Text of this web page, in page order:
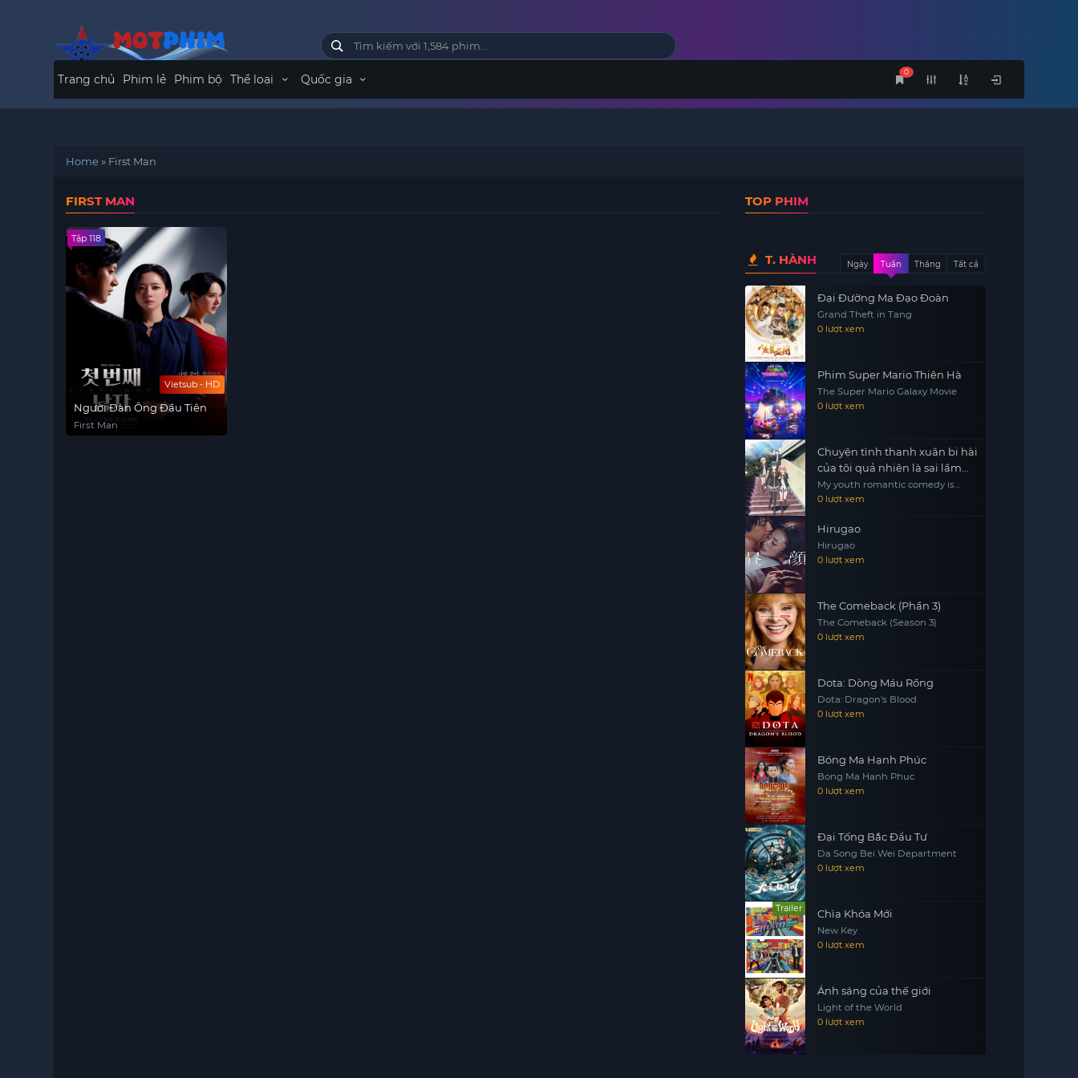
0
Trang chủ Phim lẻ Phim bộ Thể loại Quốc gia
Home» First Man
FIRST MAN
Vietsub - HD
Tập 118
Người Đàn Ông Đầu Tiên
First Man
TOP PHIM
T. HÀNH Ngày Tuần Tháng Tất cả
Đại Đường Ma Đạo Đoàn
Grand Theft in Tang
0 lượt xem
Phim Super Mario Thiên Hà
The Super Mario Galaxy Movie
0 lượt xem
Chuyện tình thanh xuân bi hài
của tôi quả nhiên là sai lầm
(tiếp tục)
My youth romantic comedy is
wrong as I expected.2
0 lượt xem
Hirugao
Hirugao
0 lượt xem
The Comeback (Phần 3)
The Comeback (Season 3)
0 lượt xem
Dota: Dòng Máu Rồng
Dota: Dragon's Blood
0 lượt xem
Bóng Ma Hạnh Phúc
Bong Ma Hanh Phuc
0 lượt xem
Đại Tống Bắc Đẩu Tư
Da Song Bei Wei Department
0 lượt xem
Trailer Chìa Khóa Mới
New Key
0 lượt xem
Ánh sáng của thế giới
Light of the World
0 lượt xem